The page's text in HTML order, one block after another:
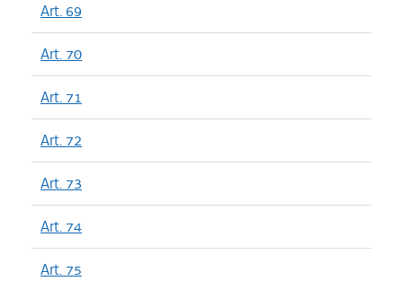
Art. 69
Art. 70
Art. 71
Art. 72
Art. 73
Art. 74
Art. 75